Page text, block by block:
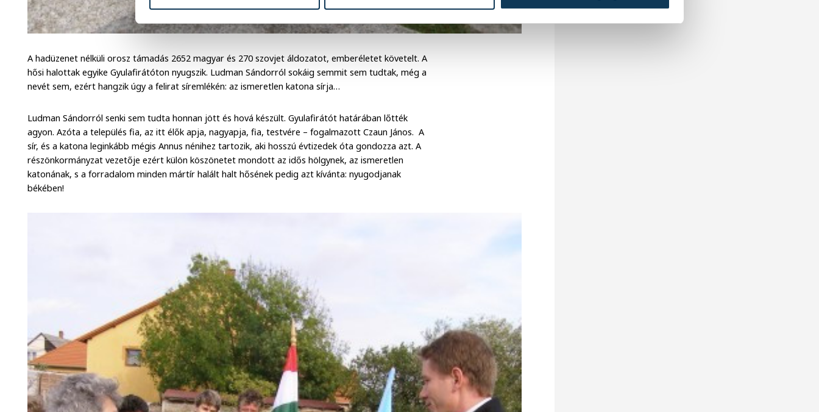
A hadüzenet nélküli orosz támadás 2652 magyar és 270 szovjet áldozatot, emberéletet követelt. A
hősi halottak egyike Gyulafirátóton nyugszik. Ludman Sándorról sokáig semmit sem tudtak, még a
nevét sem, ezért hangzik úgy a felirat síremlékén: az ismeretlen katona sírja…
Ludman Sándorról senki sem tudta honnan jött és hová készült. Gyulafirátót határában lőtték
agyon. Azóta a település fia, az itt élők apja, nagyapja, fia, testvére – fogalmazott Czaun János. A
sír, és a katona leginkább mégis Annus nénihez tartozik, aki hosszú évtizedek óta gondozza azt. A
részönkormányzat vezetője ezért külön köszönetet mondott az idős hölgynek, az ismeretlen
katonának, s a forradalom minden mártír halált halt hősének pedig azt kívánta: nyugodjanak
békében!